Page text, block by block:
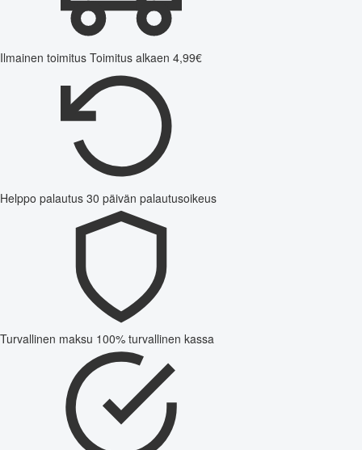
Ilmainen toimitus Toimitus alkaen 4,99€
Helppo palautus 30 päivän palautusoikeus
Turvallinen maksu 100% turvallinen kassa